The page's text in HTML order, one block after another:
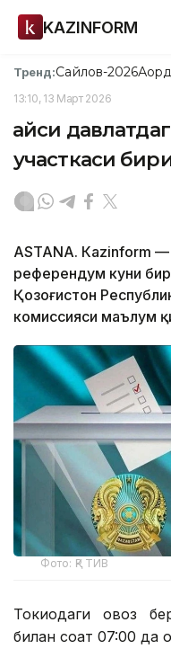
KAZINFORM
Тренд:Сайлов-2026
13:10, 13 Март 2026
Қайси
участкаси
ASTANА. Кazinform —
референдум куни
Қозоғистон
комиссияси маълум
Фото: ҚР ТИВ
Токиодаги овоз
билан соат 07:00 да